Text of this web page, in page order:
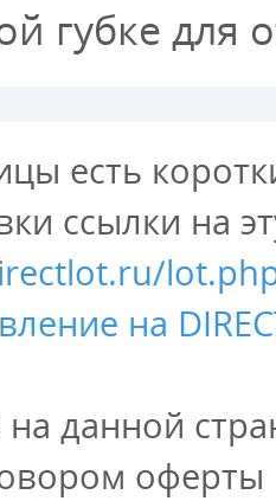
губке для
есть
ссылки на
на
данной